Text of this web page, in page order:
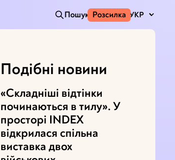
Пошук Розсилка УКР
Подібні новини
«Складніші відтінки
починаються в тилу». У
просторі INDEX
відкрилася спільна
виставка двох